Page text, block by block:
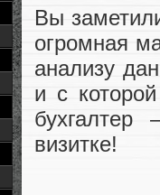
Вы
огромная
анализу
и с
визитке!